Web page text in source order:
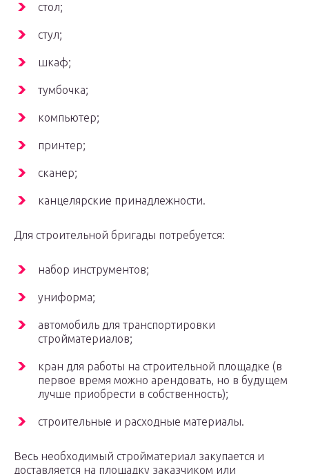
стол;
стул;
шкаф;
тумбочка;
компьютер;
принтер;
сканер;
канцелярские принадлежности.
Для строительной бригады потребуется:
набор инструментов;
униформа;
автомобиль для транспортировки
стройматериалов;
кран для работы на строительной площадке (в
первое время можно арендовать, но в будущем
лучше приобрести в собственность);
строительные и расходные материалы.
Весь необходимый стройматериал закупается и
доставляется на площадку заказчиком или